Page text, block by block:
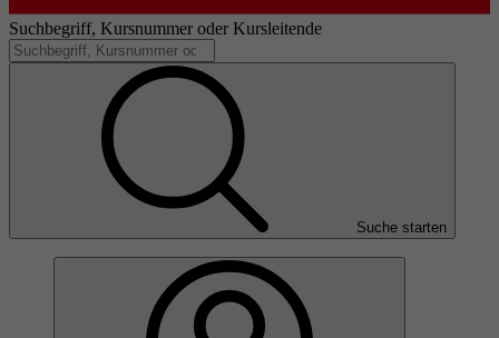
Suchbegriff, Kursnummer oder Kursleitende
Suche starten